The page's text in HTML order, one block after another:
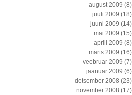
august 2009 (8)
juuli 2009 (18)
juuni 2009 (14)
mai 2009 (15)
aprill 2009 (8)
märts 2009 (16)
veebruar 2009 (7)
jaanuar 2009 (6)
detsember 2008 (23)
november 2008 (17)